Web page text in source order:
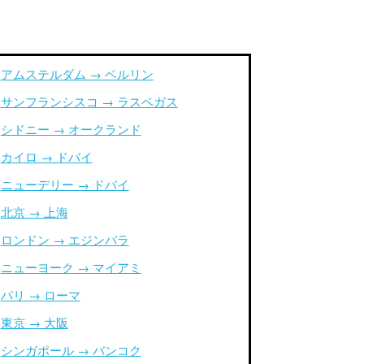
アムステルダム → ベルリン
サンフランシスコ → ラスベガス
シドニー → オークランド
カイロ → ドバイ
ニューデリー → ドバイ
北京 → 上海
ロンドン → エジンバラ
ニューヨーク → マイアミ
パリ → ローマ
東京 → 大阪
シンガポール → バンコク